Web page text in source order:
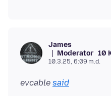
James
Moderator 10
10.3.25, 6:09 m.d.
evcable said